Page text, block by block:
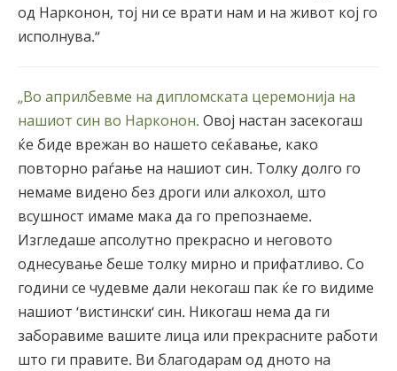
од Нарконон, тој ни се врати нам и на живот кој го
исполнува.“
„Во априлбевме на дипломската церемонија на
нашиот син во Нарконон. Овој настан засекогаш
ќе биде врежан во нашето сеќавање, како
повторно раѓање на нашиот син. Толку долго го
немаме видено без дроги или алкохол, што
всушност имаме мака да го препознаеме.
Изгледаше апсолутно прекрасно и неговото
однесување беше толку мирно и прифатливо. Со
години се чудевме дали некогаш пак ќе го видиме
нашиот ‘вистински‘ син. Никогаш нема да ги
заборавиме вашите лица или прекрасните работи
што ги правите. Ви благодарам од дното на